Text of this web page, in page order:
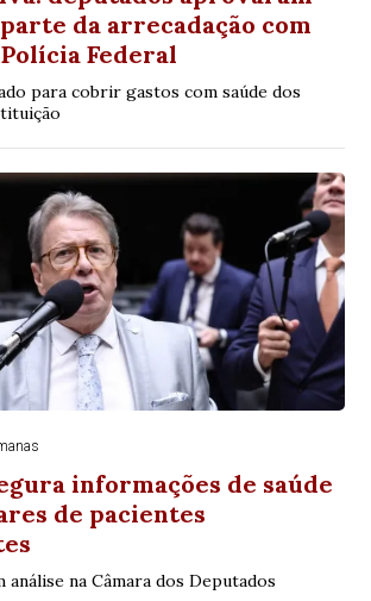
da arrecadação com
Federal
para cobrir gastos com saúde dos
informações de saúde
de pacientes
na Câmara dos Deputados